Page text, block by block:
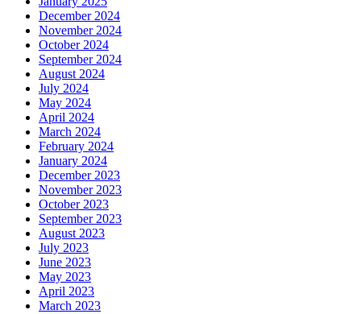
December 2024
November 2024
October 2024
September 2024
August 2024
July 2024
May 2024
April 2024
March 2024
February 2024
January 2024
December 2023
November 2023
October 2023
September 2023
August 2023
July 2023
June 2023
May 2023
April 2023
March 2023